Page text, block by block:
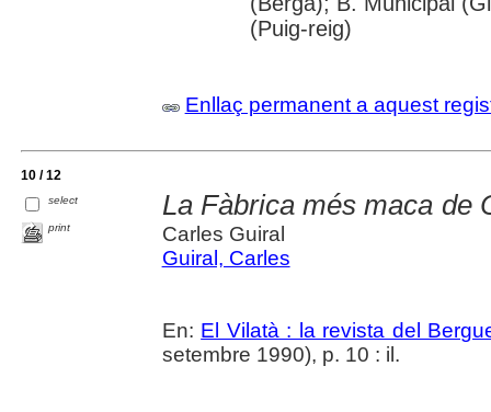
(Puig-reig)
Enllaç permanent a aquest
10 / 12
select
print
La Fàbrica més maca de
Carles Guiral
Guiral, Carles
En: El Vilatà : la revista del
setembre 1990), p. 10 : il.